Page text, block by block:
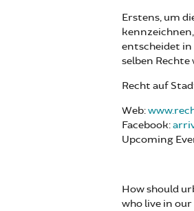
Erstens, um
entscheidet in
selben Rechte
Recht auf
Web:
Facebook:
Upcoming
How should
who live in